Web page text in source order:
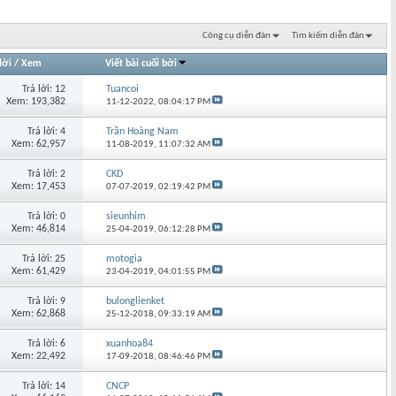
Công cụ diễn đàn Tìm kiếm diễn đàn
/ Xem Viết bài cuối bởi
Trả lời: 12
Xem: 193,382
Tuancoi
11-12-2022,08:04:17 PM
Trả lời: 4
Xem: 62,957
Trần Hoàng Nam
11-08-2019, 11:07:32 AM
Trả lời: 2
Xem: 17,453
CKD
07-07-2019,02:19:42 PM
Trả lời: 0
Xem: 46,814
sieunhim
25-04-2019,06:12:28 PM
Trả lời: 25
Xem: 61,429
motogia
23-04-2019,04:01:55 PM
Trả lời: 9
Xem: 62,868
bulonglienket
25-12-2018,09:33:19 AM
Trả lời: 6
Xem: 22,492
xuanhoa84
17-09-2018,08:46:46 PM
Trả lời: 14
CNCP